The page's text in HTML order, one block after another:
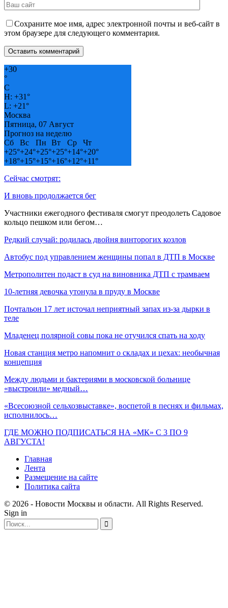
Сохраните мое имя, адрес электронной почты и веб-сайт в
этом браузере для следующего комментария.
+30
°
C
H: +31°
L: +21°
Москва
Пятница, 07 Август
Прогноз на неделю
Сб
Вс Пн Вт Ср
Чт
+25°+24°+25°+25°+14°+20°
+18°+15°+15°+16°+12°+11°
Сейчас смотрят:
И вновь продолжается бег
Участники ежегодного фестиваля смогут преодолеть Садовое
кольцо пешком или бегом…
Редкий случай: родилась двойня винторогих козлов
Автобус под управлением женщины попал в ДТП в Москве
Метрополитен подаст в суд на виновника ДТП с трамваем
10-летняя девочка утонула в пруду в Москве
Почтальон 17 лет источал неприятный запах из-за дырки в
теле
Младенец полярной совы пока не отучился спать на ходу
Новая станция метро напомнит о складах и цехах: необычная
концепция
Между людьми и бактериями в московской больнице
«выстроили» медный…
«Всесоюзной сельхозвыставке», воспетой в песнях и фильмах,
исполнилось…
ГДЕ МОЖНО ПОДПИСАТЬСЯ НА «МК» С 3 ПО 9
АВГУСТА!
Главная
Лента
Размещение на сайте
Политика сайта
© 2026 - Новости Москвы и области. All Rights Reserved.
Sign in